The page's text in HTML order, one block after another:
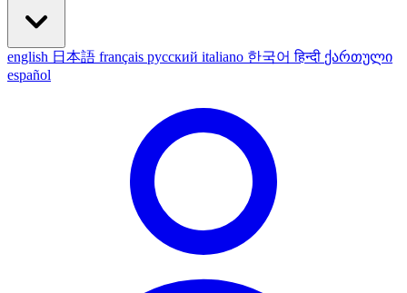
english 日本語 français русский italiano 한국어हिन्दी ქართული
español